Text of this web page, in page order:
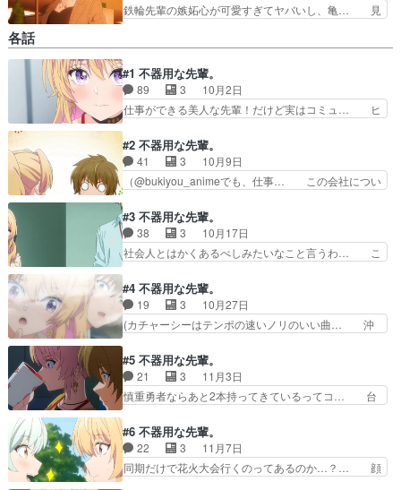
鉄輪先輩の嫉妬心が可愛すぎてヤバいし、亀… 見
の関係が美味しすぎて、1話まるま… 青いリボン
つけてると慎重勇者のキモ女神思… この着せ替え
人形は・・・堀田ちゃんはよく… スーツを着こな
してますその観海寺含めてス… どんだけ太い赤い
糸よ。買物できないの予算… 鉄輪さんの可愛さを
堪能するだけの作品と化…
各話
#1 不器用な先輩。
89 3
10月2日
仕事ができる美人な先輩！だけど実はコミュ… ヒ
曲がちょっとノスタルジックな感じでい… 不器用
にも程があるだろうwポンコツムーブ… 外面はバ
リキャリ・内面は陰キャな主人公が… 鉄輪さん、
あなたが思い出してる教育係だっ… 原作知ってる
と変わらず茅野愛衣さんです… 転生元の科学者設
定マジで厳しい。絵柄が古… 日常芝居の作画が素
晴らしく、キャラクター…
#2 不器用な先輩。
41 3
10月9日
（@bukiyou_animeでも、仕事… この会社につい
どね設定が出来る女、仕事… Ｃａｌｃ．のサビを
両手見ず弾き続ける・・… ゲームしていると体が
一緒に動くところがか… ああ言う雰囲気は癒され
るがどうしても口角… 神崎先輩がモブで1番セリ
でも！ほんわか… ワンコ系でめっちゃ可愛い次の
話くらいに堀… この先輩、可愛すぎだろ。ちょっ
とおもしろ…
#3 不器用な先輩。
38 3
10月17日
社会人とはかくあるべしみたいなこと言うわ… こ
の歓迎会で主賓の新人に即幹事やらせる… 青春ラ
ブコメもいいけど、こう言う社会人ラ… 職場の後
輩とペアマグ買って「歯ブラシ入れ… 飲み会の幹
事は本当荷が重いよなぁ...そ… お茶目で可愛かっ
血鬼ちゃんベンチャ… この部署、何やこいつって
程でもないくらい… （@bukiyou_anime飲み会、
悪…
#4 不器用な先輩。
19 3
10月27日
(カチャーシーはテンポの速いノリのいい曲… 沖
ルの人より先輩の方が普通に可愛い。先… めっち
ゃ可愛かったw亀川のモヤモヤしてる… や、や
ば……:(´ºωº｀):作画崩壊と… この職場はカスで
す！！！早く一緒に辞めま… 徹夜でゲームです
回本当に良かった。Ly… 出張で男女同室になっち
ゃうやつ…ア゛ーー… 新人で沖縄、すごくね？水
着で最初からそこ…
#5 不器用な先輩。
21 3
11月3日
慎重勇者ならあと2本持ってきているってコ… 台
から覚醒してる。「明日が在宅で良かっ… 台風な
職場あるある？なんか演出なのか二人… 先輩が不
器用でなごむ。。のんびりみられる… 出社してな
いトイメンの社員のデスクのモニ… マリーとかい
#6 不器用な先輩。
22 3
11月7日
同期だけで花火大会行くのってあるのか…？… 顔